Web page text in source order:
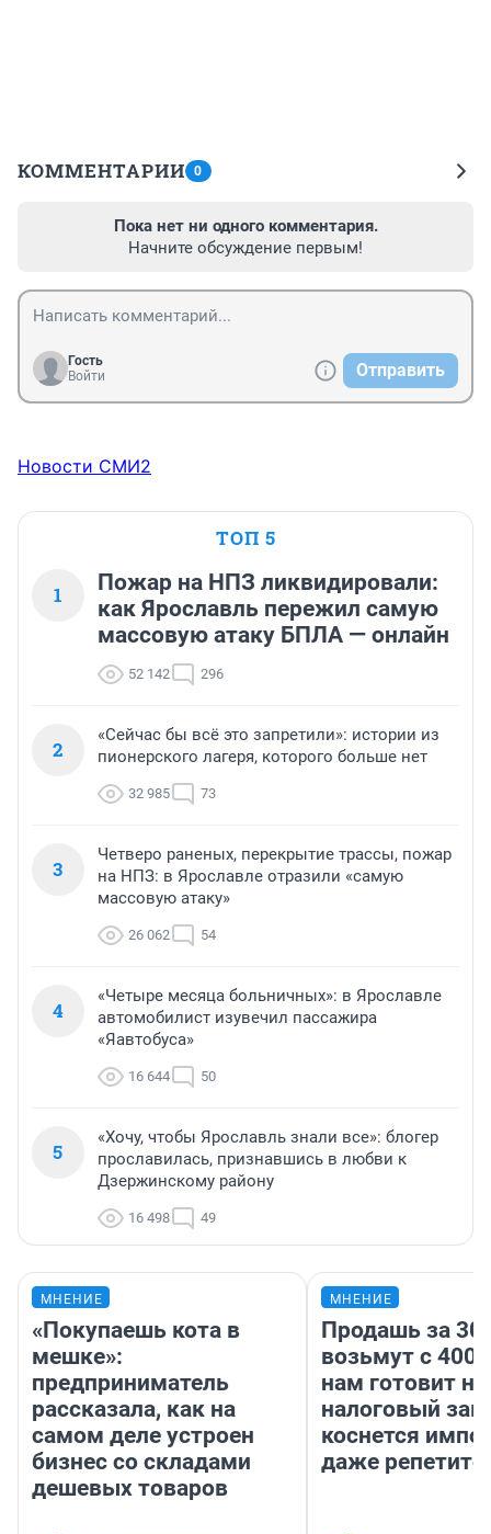
КОММЕНТАРИИ 0
Пока нет ни одного комментария.
Начните обсуждение первым!
Гость
Войти
Отправить
Новости СМИ2
ТОП 5
1
Пожар на НПЗ ликвидировали:
как Ярославль пережил самую
массовую атаку БПЛА — онлайн
52 142 296
2
«Сейчас бы всё это запретили»: истории из
пионерского лагеря, которого больше нет
32 985 73
3
Четверо раненых, перекрытие трассы, пожар
на НПЗ: в Ярославле отразили «самую
массовую атаку»
26 062 54
4
«Четыре месяца больничных»: в Ярославле
автомобилист изувечил пассажира
«Яавтобуса»
16 644 50
5
«Хочу, чтобы Ярославль знали все»: блогер
прославилась, признавшись в любви к
Дзержинскому району
16 498 49
МНЕНИЕ
«Покупаешь кота в
мешке»:
предприниматель
рассказала, как на
самом деле устроен
бизнес со складами
дешевых товаров
МНЕНИЕ
Продашь за
возьмут с
нам готовит
налоговый
коснется
даже